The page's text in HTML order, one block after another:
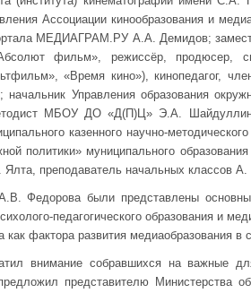
Ассоциации кинообразования и
МЕДИАГРАМ.РУ А.А. Демидов;
фильм», режиссёр, продюсер,
«Время кино»), кинопедагог,
Управления образования
МБОУ ДО «Д(П)Ц» Э.А.
казенного научно-
политики» муниципального
Ялта, преподаватель начальных классов
Федорова были представлены основные
педагогического образования и
как фактора развития медиаобразования в
внимание собравшихся на важные
представителю Министерства